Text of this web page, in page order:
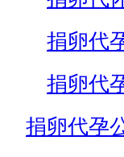
捐卵代
捐卵代
捐卵代孕